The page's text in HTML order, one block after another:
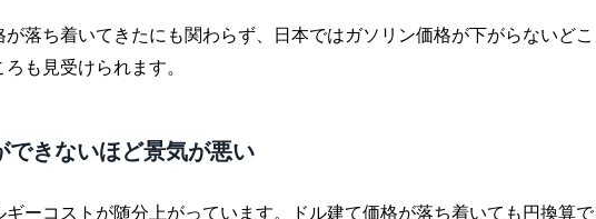
落ち着いてきたにも関わらず、日本ではガソリン価格が下がらないどこ
も見受けられます。
できないほど景気が悪い
ギーコストが随分上がっています。ドル建て価格が落ち着いても円換算で